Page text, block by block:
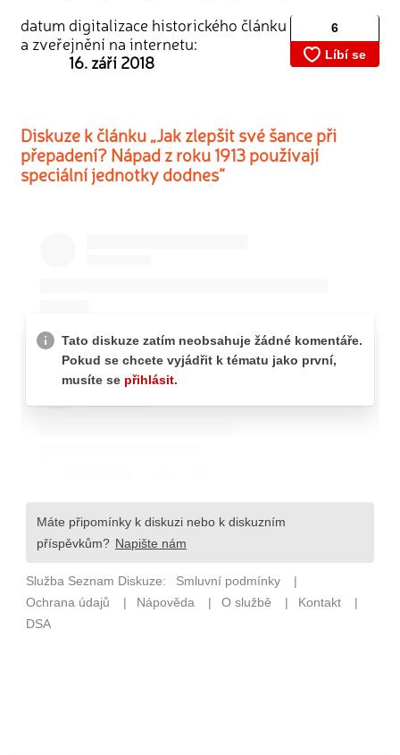
datum digitalizace historického článku
a zveřejnění na internetu:
16. září 2018
Diskuze k článku „Jak zlepšit své šance při
přepadení? Nápad z roku 1913 používají
speciální jednotky dodnes“